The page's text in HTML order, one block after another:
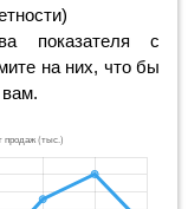
показателя с
на них, что бы